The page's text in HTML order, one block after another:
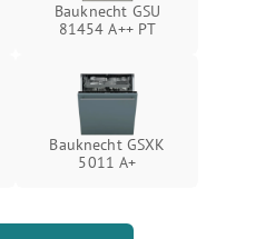
Bauknecht GSU
81454 A++ PT
Bauknecht GSXK
5011 A+